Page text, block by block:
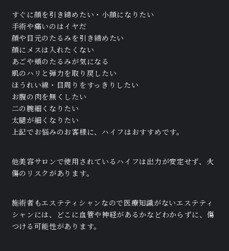
すぐに顔を引き締めたい・小顔になりたい
手術や痛いのはイヤだ
顔や目元のたるみを引き締めたい
顔にメスは入れたくない
あごや頬のたるみが気になる
肌のハリと弾力を取り戻したい
ほうれい線・目周りをすっきりしたい
お腹の肉を無くしたい
二の腕細くなりたい
太腿が細くなりたい
上記でお悩みのお客様に、ハイフはおすすめです。
他美容サロンで使用されているハイフは出力が安定せず、火
傷のリスクがあります。
施術者もエステティシャンなので医療知識がないエステティ
シャンには、どこに血管や神経があるかなどわからずに、傷
つける可能性があります。